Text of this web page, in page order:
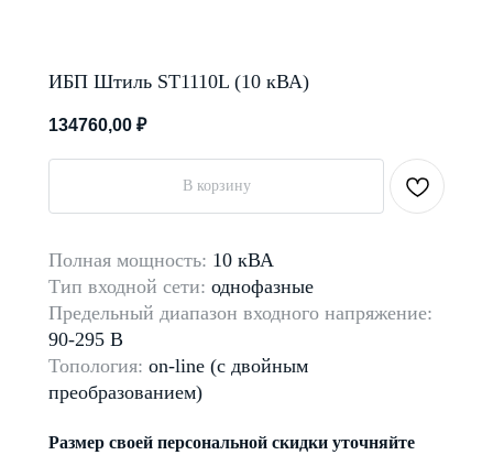
ИБП Штиль ST1110L (10 кВА)
134760,00 ₽
В корзину
Полная мощность: 10 кВА
Тип входной сети: однофазные
Предельный диапазон входного напряжение:
90-295 В
Топология: on-line (с двойным
преобразованием)
Размер своей персональной скидки уточняйте